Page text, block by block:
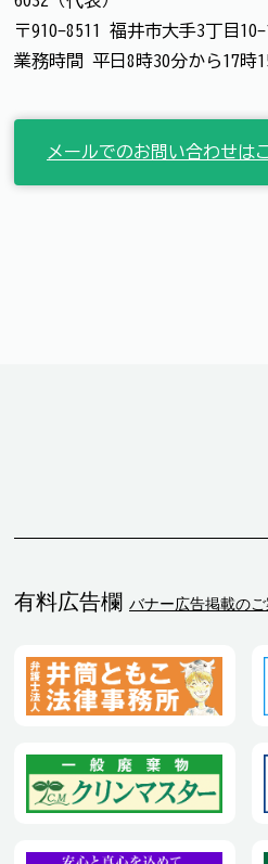
〒910-8511 福井市大手3丁目10-
業務時間 平日8時30分から17時
メールでのお問い合わせは
有料広告欄 バナー広告掲載の